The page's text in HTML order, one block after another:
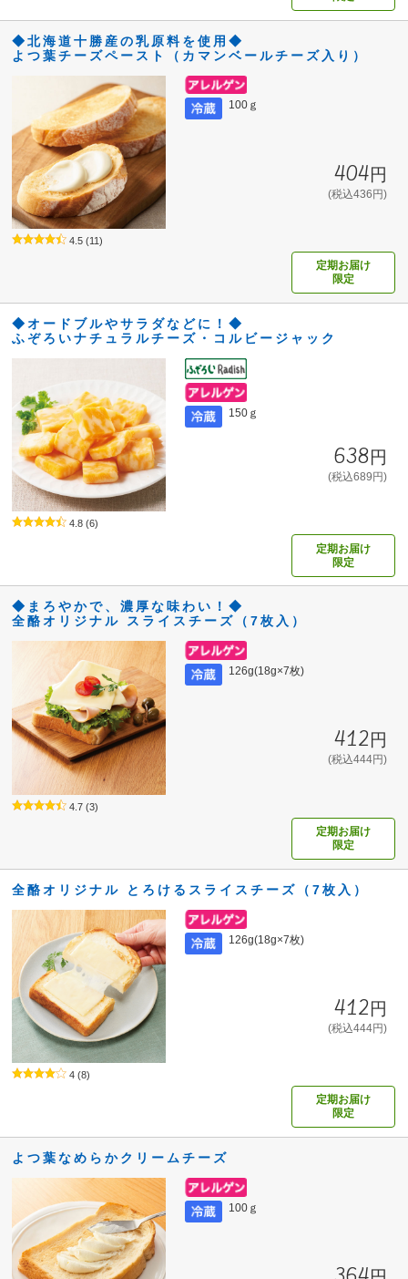
◆北海道十勝産の乳原料を使用◆
よつ葉チーズペースト（カマンベールチーズ入り）
100ｇ
404円
(税込436円)
4.5 (11)
定期お届け
限定
◆オードブルやサラダなどに！◆
ふぞろいナチュラルチーズ・コルビージャック
150ｇ
638円
(税込689円)
4.8 (6)
定期お届け
限定
◆まろやかで、濃厚な味わい！◆
全酪オリジナル スライスチーズ（7枚入）
126g(18g×7枚)
412円
(税込444円)
4.7 (3)
定期お届け
限定
全酪オリジナル とろけるスライスチーズ（7枚入）
126g(18g×7枚)
412円
(税込444円)
4 (8)
定期お届け
限定
よつ葉なめらかクリームチーズ
100ｇ